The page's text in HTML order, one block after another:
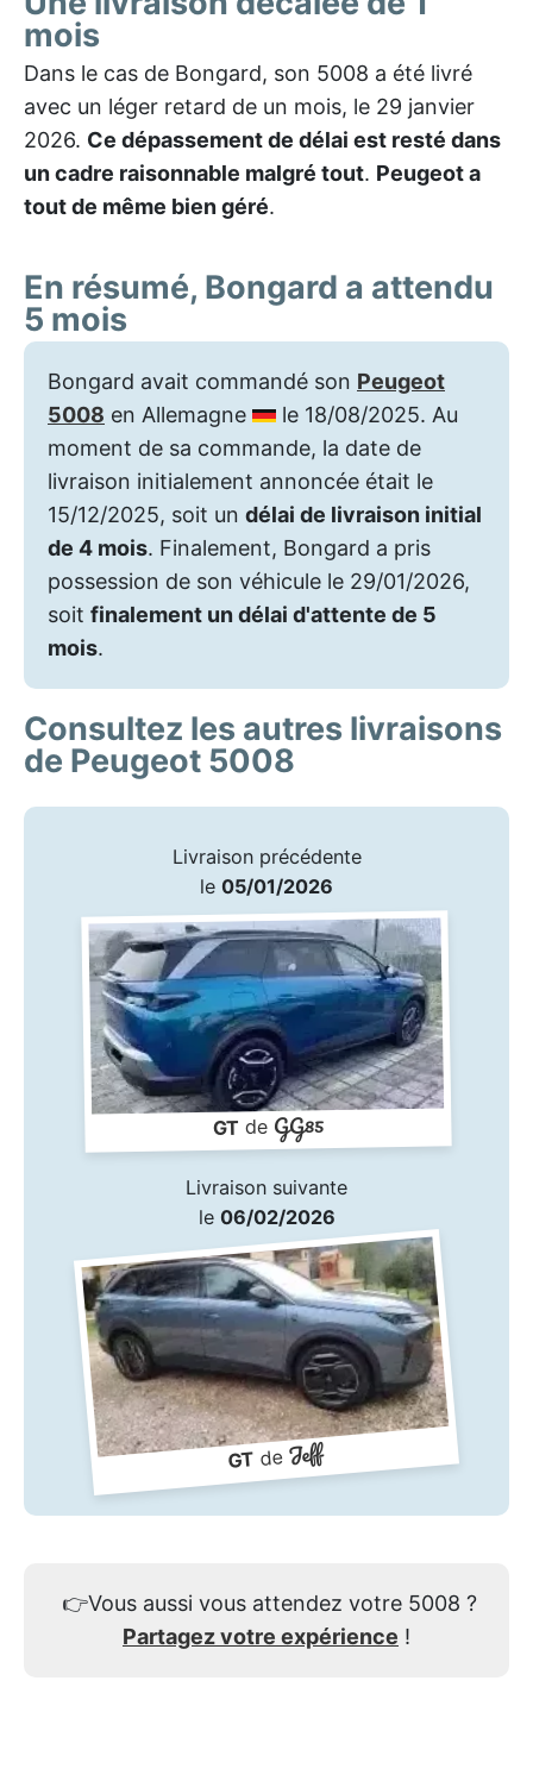
mois
Dans le cas de Bongard, son 5008 a été livré
avec un léger retard de un mois, le 29 janvier
2026. Ce dépassement de délai est resté dans
un cadre raisonnable malgré tout. Peugeot a
tout de même bien géré.
En résumé, Bongard a attendu
5 mois
Bongard avait commandé son Peugeot
5008 en Allemagne
le 18/08/2025. Au
moment de sa commande, la date de
livraison initialement annoncée était le
15/12/2025, soit un délai de livraison initial
de 4 mois. Finalement, Bongard a pris
possession de son véhicule le 29/01/2026,
soit finalement un délai d'attente de 5
mois.
Consultez les autres livraisons
de Peugeot 5008
Livraison précédente
le 05/01/2026
GT de GG85
Livraison suivante
le 06/02/2026
GTdeJeff
👉Vous aussi vous attendez votre 5008 ?
Partagez votre expérience !